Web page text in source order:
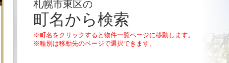
札幌市東区の
町名から検索
※町名をクリックすると物件一覧ページに移動します。
※種別は移動先のページで選択できます。